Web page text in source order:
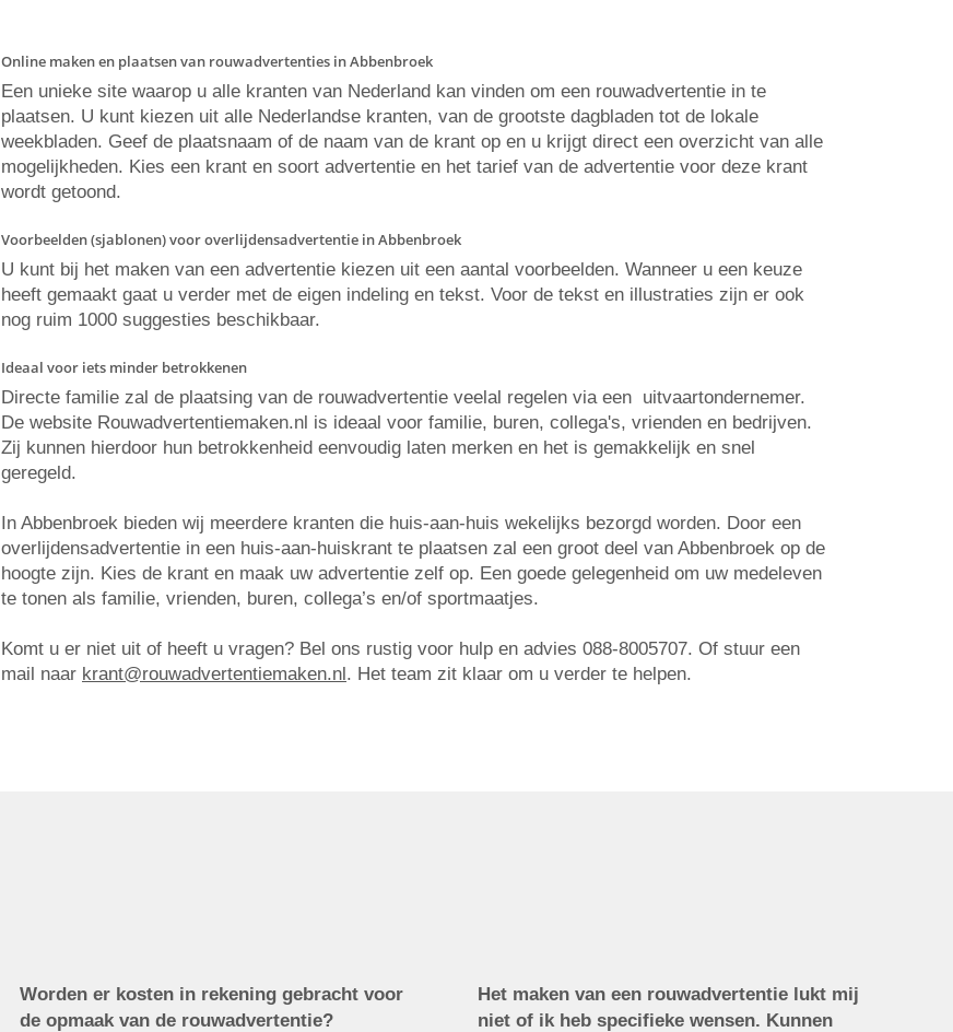
Online maken en plaatsen van rouwadvertenties in Abbenbroek
Een unieke site waarop u alle kranten van Nederland kan vinden om een rouwadvertentie in te
plaatsen. U kunt kiezen uit alle Nederlandse kranten, van de grootste dagbladen tot de lokale
weekbladen. Geef de plaatsnaam of de naam van de krant op en u krijgt direct een overzicht van alle
mogelijkheden. Kies een krant en soort advertentie en het tarief van de advertentie voor deze krant
wordt getoond.
Voorbeelden (sjablonen) voor overlijdensadvertentie in Abbenbroek
U kunt bij het maken van een advertentie kiezen uit een aantal voorbeelden. Wanneer u een keuze
heeft gemaakt gaat u verder met de eigen indeling en tekst. Voor de tekst en illustraties zijn er ook
nog ruim 1000 suggesties beschikbaar.
Ideaal voor iets minder betrokkenen
Directe familie zal de plaatsing van de rouwadvertentie veelal regelen via een uitvaartondernemer.
De website Rouwadvertentiemaken.nl is ideaal voor familie, buren, collega's, vrienden en bedrijven.
Zij kunnen hierdoor hun betrokkenheid eenvoudig laten merken en het is gemakkelijk en snel
geregeld.
In Abbenbroek bieden wij meerdere kranten die huis-aan-huis wekelijks bezorgd worden. Door een
overlijdensadvertentie in een huis-aan-huiskrant te plaatsen zal een groot deel van Abbenbroek op de
hoogte zijn. Kies de krant en maak uw advertentie zelf op. Een goede gelegenheid om uw medeleven
te tonen als familie, vrienden, buren, collega’s en/of sportmaatjes.
Komt u er niet uit of heeft u vragen? Bel ons rustig voor hulp en advies 088-8005707. Of stuur een
mail naar krant@rouwadvertentiemaken.nl. Het team zit klaar om u verder te helpen.
Worden er kosten in rekening gebracht voor
de opmaak van de rouwadvertentie?
Het maken van een rouwadvertentie lukt mij
niet of ik heb specifieke wensen. Kunnen